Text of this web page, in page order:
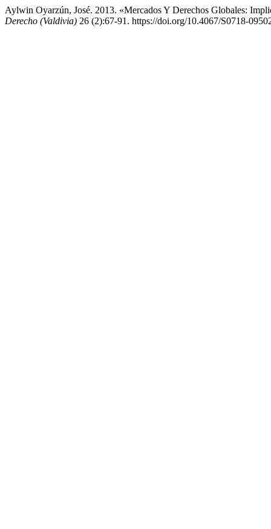
Aylwin Oyarzún, José. 2013. «Mercados Y Derechos Globales:
Derecho (Valdivia) 26 (2):67-91. https://doi.org/10.4067/S0718-